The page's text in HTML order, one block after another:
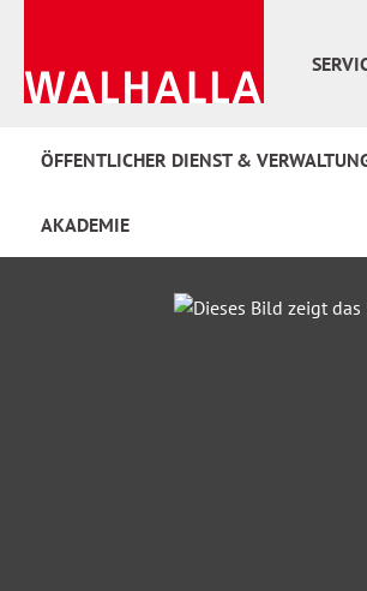
ÖFFENTLICHER DIENST &
AKADEMIE
Bildergalerie überspringen